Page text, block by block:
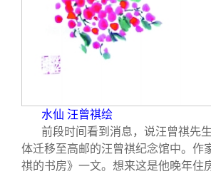
理事会名单
水仙 汪曾祺绘
前段时间看到消息，说汪曾祺先
体迁移至高邮的汪曾祺纪念馆中。作
祺的书房》一文。想来这是他晚年住